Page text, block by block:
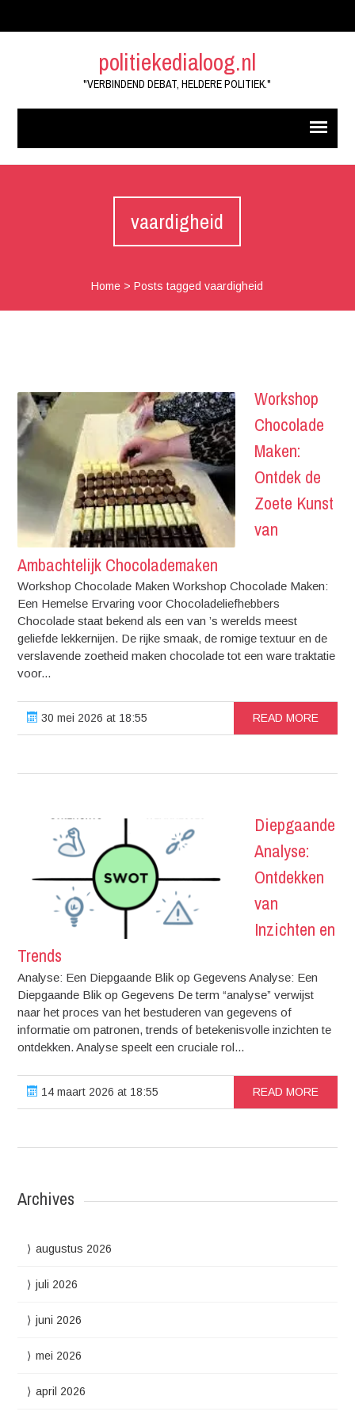
politiekedialoog.nl
"VERBINDEND DEBAT, HELDERE POLITIEK."
vaardigheid
Home >Posts tagged vaardigheid
Workshop
Chocolade
Maken:
Ontdek de
Zoete Kunst
van
Ambachtelijk Chocolademaken
Workshop Chocolade Maken Workshop Chocolade Maken:
Een Hemelse Ervaring voor Chocoladeliefhebbers
Chocolade staat bekend als een van ’s werelds meest
geliefde lekkernijen. De rijke smaak, de romige textuur en de
verslavende zoetheid maken chocolade tot een ware traktatie
voor...
30 mei 2026 at 18:55 READ MORE
Diepgaande
Analyse:
Ontdekken
van
Inzichten en
Trends
Analyse: Een Diepgaande Blik op Gegevens Analyse: Een
Diepgaande Blik op Gegevens De term “analyse” verwijst
naar het proces van het bestuderen van gegevens of
informatie om patronen, trends of betekenisvolle inzichten te
ontdekken. Analyse speelt een cruciale rol...
14 maart 2026 at 18:55 READ MORE
Archives
augustus 2026
juli 2026
juni 2026
mei 2026
april 2026